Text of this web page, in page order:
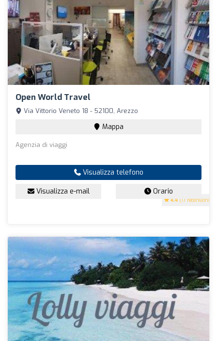
Open World Travel
4.4 (17 recensioni)
Via Vittorio Veneto 18 - 52100, Arezzo
Mappa
Agenzia di viaggi
Visualizza telefono
Visualizza e-mail Orario